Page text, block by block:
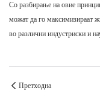
Со разбирање на овие
можат да го максимизираат
во различни индустриски и
Претходна